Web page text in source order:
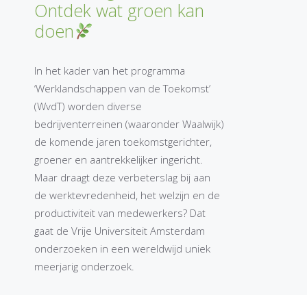
Ontdek wat groen kan
doen
In het kader van het programma
‘Werklandschappen van de Toekomst’
(WvdT) worden diverse
bedrijventerreinen (waaronder Waalwijk)
de komende jaren toekomstgerichter,
groener en aantrekkelijker ingericht.
Maar draagt deze verbeterslag bij aan
de werktevredenheid, het welzijn en de
productiviteit van medewerkers? Dat
gaat de Vrije Universiteit Amsterdam
onderzoeken in een wereldwijd uniek
meerjarig onderzoek.